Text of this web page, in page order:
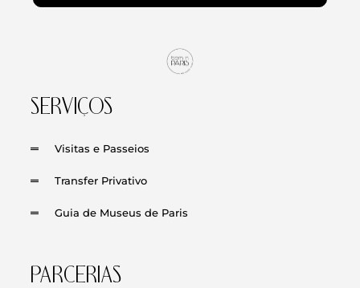
SERVIÇOS
Visitas e Passeios
Transfer Privativo
Guia de Museus de Paris
PARCERIAS